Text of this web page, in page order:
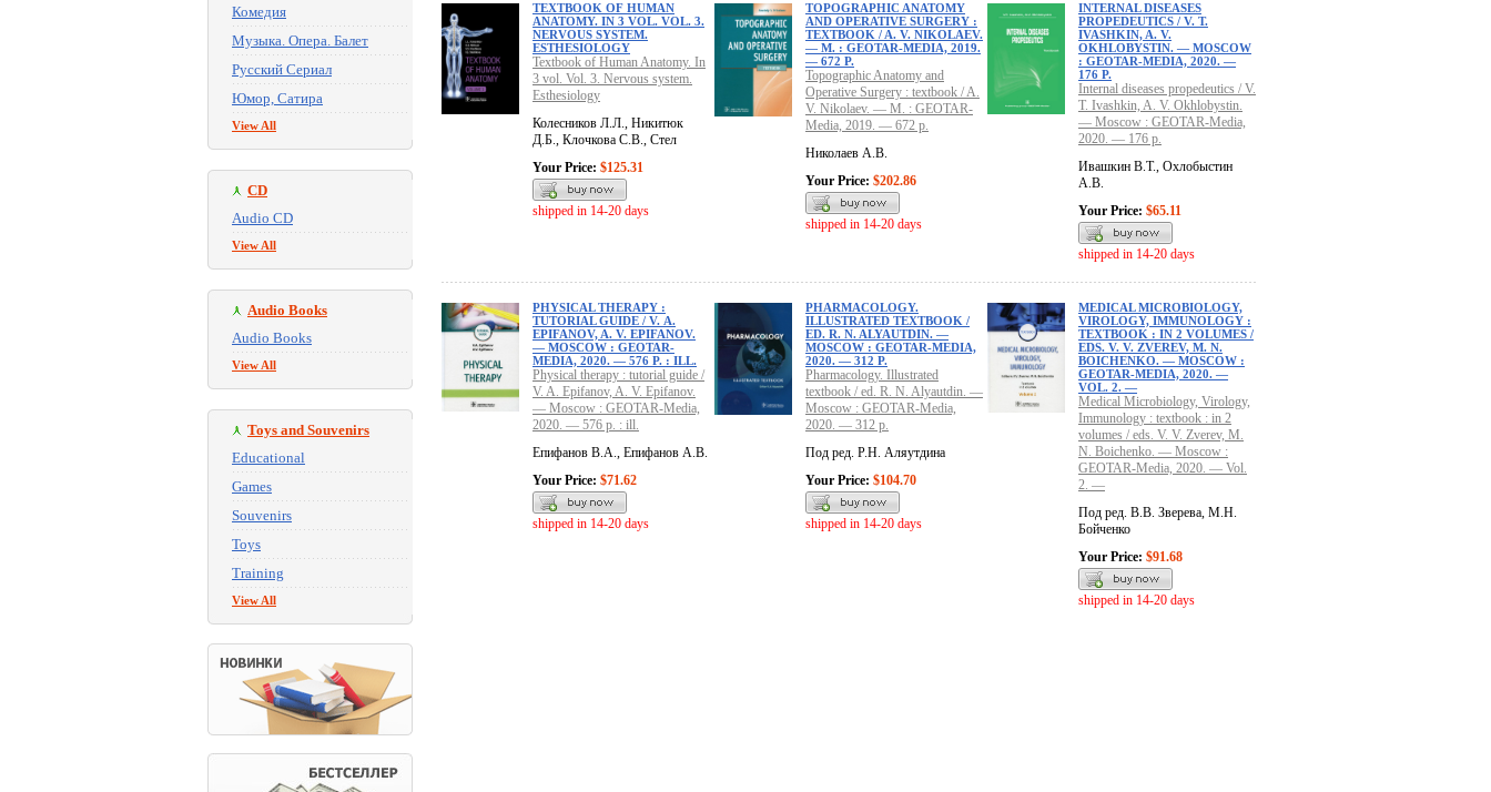
Комедия
Музыка. Опера. Балет
Русский Сериал
Юмор, Сатира
View All
CD
Audio CD
View All
Audio Books
Audio Books
View All
Toys and Souvenirs
Educational
Games
Souvenirs
Toys
Training
View All
TEXTBOOK OF HUMAN
ANATOMY. IN 3 VOL. VOL. 3.
NERVOUS SYSTEM.
ESTHESIOLOGY
Textbook of Human Anatomy. In
3 vol. Vol. 3. Nervous system.
Esthesiology
Колесников Л.Л., Никитюк
Д.Б., Клочкова С.В., Стел
Your Price: $125.31
shipped in 14-20 days
TOPOGRAPHIC ANATOMY
AND OPERATIVE SURGERY :
TEXTBOOK / A. V. NIKOLAEV.
— M. : GEOTAR-MEDIA, 2019.
— 672 P.
Topographic Anatomy and
Operative Surgery : textbook / A.
V. Nikolaev. — M. : GEOTAR-
Media, 2019. — 672 p.
Николаев А.В.
Your Price: $202.86
shipped in 14-20 days
INTERNAL DISEASES
PROPEDEUTICS / V. T.
IVASHKIN, A. V.
OKHLOBYSTIN. — MOSCOW
: GEOTAR-MEDIA, 2020. —
176 P.
Internal diseases propedeutics / V.
T. Ivashkin, A. V. Okhlobystin.
— Moscow : GEOTAR-Media,
2020. — 176 p.
Ивашкин В.Т., Охлобыстин
А.В.
Your Price: $65.11
shipped in 14-20 days
PHYSICAL THERAPY :
TUTORIAL GUIDE / V. А.
EPIFANOV, A. V. EPIFANOV.
— MOSCOW : GEOTAR-
MEDIA, 2020. — 576 P. : ILL.
Physical therapy : tutorial guide /
V. A. Epifanov, A. V. Epifanov.
— Moscow : GEOTAR-Media,
2020. — 576 p. : ill.
Епифанов В.А., Епифанов А.В.
Your Price: $71.62
shipped in 14-20 days
PHARMACOLOGY.
ILLUSTRATED TEXTBOOK /
ED. R. N. ALYAUTDIN. —
MOSCOW : GEOTAR-MEDIA,
2020. — 312 P.
Pharmacology. Illustrated
textbook / ed. R. N. Alyautdin. —
Moscow : GEOTAR-Media,
2020. — 312 p.
Под ред. Р.Н. Аляутдина
Your Price: $104.70
shipped in 14-20 days
MEDICAL MICROBIOLOGY,
VIROLOGY, IMMUNOLOGY :
TEXTBOOK : IN 2 VOLUMES /
EDS. V. V. ZVEREV, M. N.
BOICHENKO. — MOSCOW :
GEOTAR-MEDIA, 2020. —
VOL. 2. —
Medical Microbiology, Virology,
Immunology : textbook : in 2
volumes / eds. V. V. Zverev, M.
N. Boichenko. — Moscow :
GEOTAR-Media, 2020. — Vol.
2. —
Под ред. В.В. Зверева, М.Н.
Бойченко
Your Price: $91.68
shipped in 14-20 days